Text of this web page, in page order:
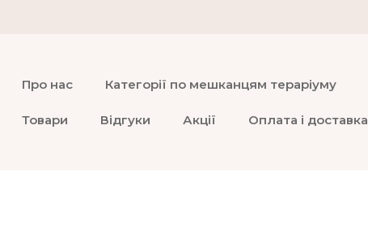
Про нас Категорії по мешканцям тераріуму
Товари Відгуки Акції Оплата і доставка